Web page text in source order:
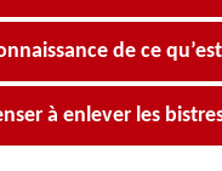
de ce
à enlever les